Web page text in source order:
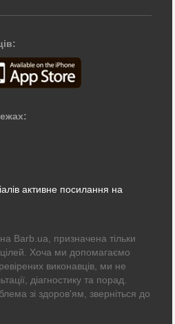
активне посилання на
Barb.ua, призначена тільки
Хоча ми допомагаємо
виконавців, ми не
діагностику та порад.
зі здоров'ям, зверніться до